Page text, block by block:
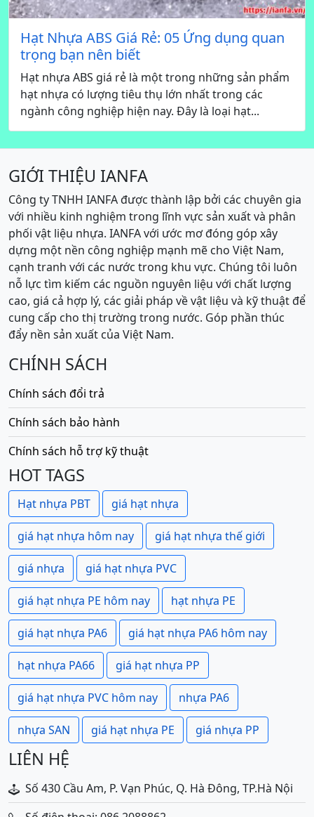
Hạt Nhựa ABS Giá Rẻ: 05 Ứng dụng quan
trọng bạn nên biết
Hạt nhựa ABS giá rẻ là một trong những sản phẩm
hạt nhựa có lượng tiêu thụ lớn nhất trong các
ngành công nghiệp hiện nay. Đây là loại hạt...
GIỚI THIỆU IANFA
Công ty TNHH IANFA được thành lập bởi các chuyên gia
với nhiều kinh nghiệm trong lĩnh vực sản xuất và phân
phối vật liệu nhựa. IANFA với ước mơ đóng góp xây
dựng một nền công nghiệp mạnh mẽ cho Việt Nam,
cạnh tranh với các nước trong khu vực. Chúng tôi luôn
nỗ lực tìm kiếm các nguồn nguyên liệu với chất lượng
cao, giá cả hợp lý, các giải pháp về vật liệu và kỹ thuật để
cung cấp cho thị trường trong nước. Góp phần thúc
đẩy nền sản xuất của Việt Nam.
CHÍNH SÁCH
Chính sách đổi trả
Chính sách bảo hành
Chính sách hỗ trợ kỹ thuật
HOT TAGS
Hạt nhựa PBT giá hạt nhựa
giá hạt nhựa hôm nay giá hạt nhựa thế giới
giá nhựa giá hạt nhựa PVC
giá hạt nhựa PE hôm nay hạt nhựa PE
giá hạt nhựa PA6 giá hạt nhựa PA6 hôm nay
hạt nhựa PA66 giá hạt nhựa PP
giá hạt nhựa PVC hôm nay nhựa PA6
nhựa SAN giá hạt nhựa PE giá nhựa PP
LIÊN HỆ
Số 430 Cầu Am, P. Vạn Phúc, Q. Hà Đông, TP.Hà Nội